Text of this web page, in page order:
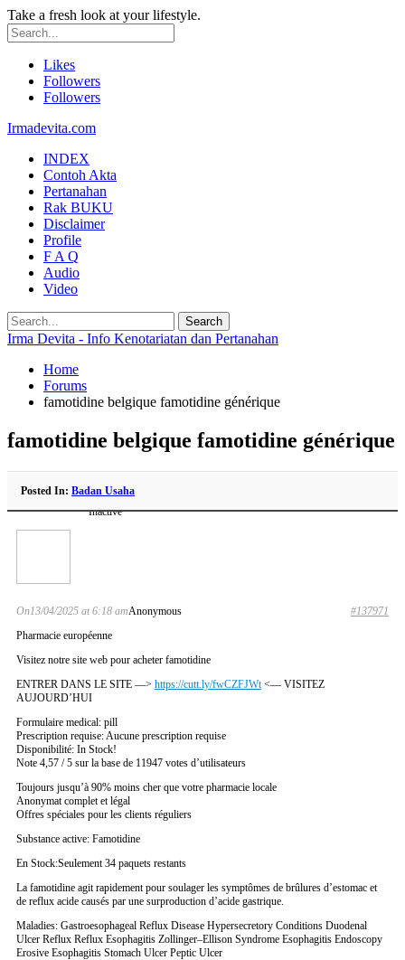
Take a fresh look at your lifestyle.
Likes
Followers
Followers
Irmadevita.com
INDEX
Contoh Akta
Pertanahan
Rak BUKU
Disclaimer
Profile
F A Q
Audio
Video
Irma Devita - Info Kenotariatan dan Pertanahan
Home
Forums
famotidine belgique famotidine générique
famotidine belgique famotidine générique
Posted In: Badan Usaha
Inactive
Anonymous
On13/04/2025 at 6:18 am
#137971
Pharmacie européenne
Visitez notre site web pour acheter famotidine
ENTRER DANS LE SITE —> https://cutt.ly/fwCZFJWt<— VISITEZ
AUJOURD’HUI
Formulaire medical: pill
Prescription requise: Aucune prescription requise
Disponibilité: In Stock!
Note 4,57 / 5 sur la base de 11947 votes d’utilisateurs
Toujours jusqu’à 90% moins cher que votre pharmacie locale
Anonymat complet et légal
Offres spéciales pour les clients réguliers
Substance active: Famotidine
En Stock:Seulement 34 paquets restants
La famotidine agit rapidement pour soulager les symptômes de brûlures d’estomac et
de reflux acide causés par une surproduction d’acide gastrique.
Maladies: Gastroesophageal Reflux Disease Hypersecretory Conditions Duodenal
Ulcer Reflux Reflux Esophagitis Zollinger–Ellison Syndrome Esophagitis Endoscopy
Erosive Esophagitis Stomach Ulcer Peptic Ulcer